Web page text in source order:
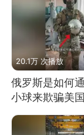
20.1万 次播放
俄罗斯是如何
小球来欺骗美